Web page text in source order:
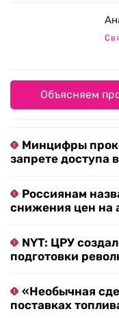
Объясняем
Минцифры
запрете доступа
Россиянам
снижения цен на
NYT: ЦРУ
подготовки
«Необычная
поставках